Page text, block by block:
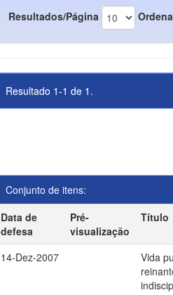
Resultados/Página
Resultado 1-1 de 1.
Conjunto de itens:
Data de
defesa
Pré-
visualização
Título
14-Dez-2007
Vida